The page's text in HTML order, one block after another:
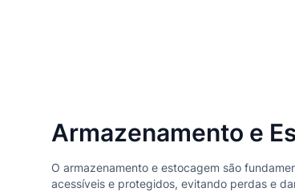
Armazenamento e
O armazenamento e estocagem são
acessíveis e protegidos, evitando perdas e